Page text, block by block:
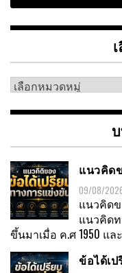
เลือก
หมู่
แนวคิด
09/08/
แนวคิด
แนวคิด
ขึ้นมาเมื่อ ค.ศ 1950 แล
ข้อได้เ